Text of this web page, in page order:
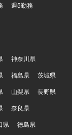
週5勤務
神奈川県
福島県
茨城県
山梨県
長野県
奈良県
県 徳島県